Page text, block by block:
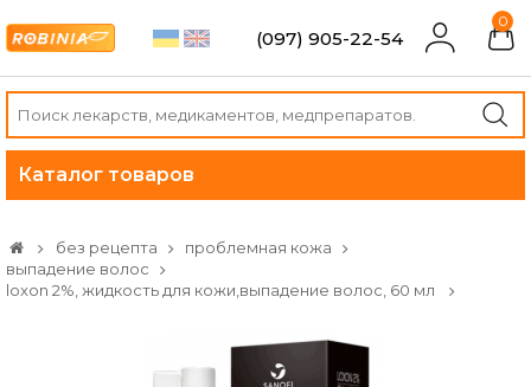
(097) 905-22-54
0
Каталог товаров
без рецепта
проблемная кожа
выпадение волос
loxon 2%, жидкость для кожи,выпадение волос, 60 мл